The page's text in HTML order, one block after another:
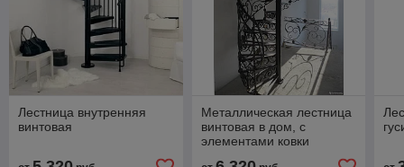
Лестница внутренняя
винтовая
Металлическая лестница
винтовая в дом, с
элементами ковки